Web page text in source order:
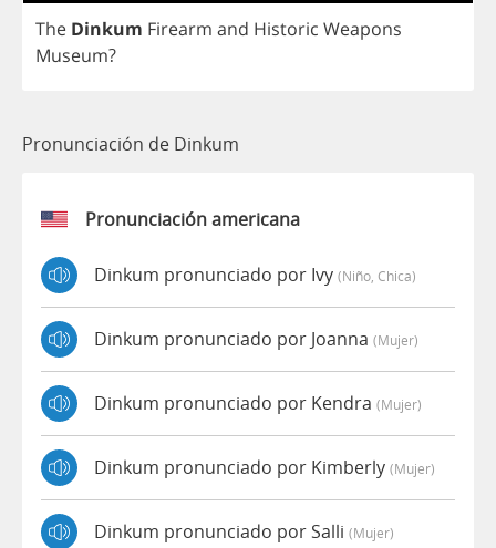
The Dinkum Firearm and Historic Weapons
Museum?
Pronunciación de Dinkum
Pronunciación americana
Dinkum pronunciado por Ivy (niño, Chica)
Dinkum pronunciado por Joanna (mujer)
Dinkum pronunciado por Kendra (mujer)
Dinkum pronunciado por Kimberly (mujer)
Dinkum pronunciado por Salli (mujer)